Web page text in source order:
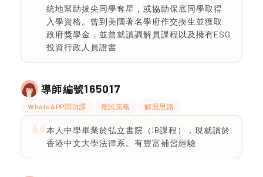
統地幫助拔尖同學奪星，或協助保底同學取得
入學資格。曾到美國著名學府作交換生並獲取
政府獎學金，並曾就讀調解員課程以及擁有ESG
投資行政人員證書
導師編號165017
WhatsAPP問功課 應試策略 解題思路
本人中學畢業於弘立書院（IB課程），現就讀於
香港中文大學法律系。有豐富補習經驗